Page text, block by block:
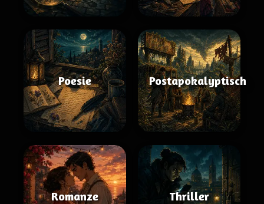
Poesie Postapokalyptisch
Romanze Thriller